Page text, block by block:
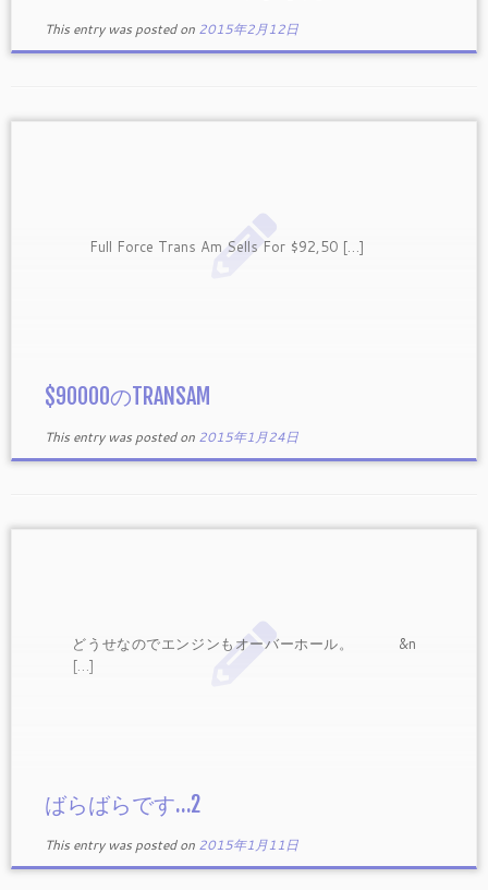
This entry was posted on 2015年2月12日
Full Force Trans Am Sells For $92,50 […]
$90000のTRANSAM
This entry was posted on 2015年1月24日
どうせなのでエンジンもオーバーホール。 &n
[…]
ばらばらです…2
This entry was posted on 2015年1月11日